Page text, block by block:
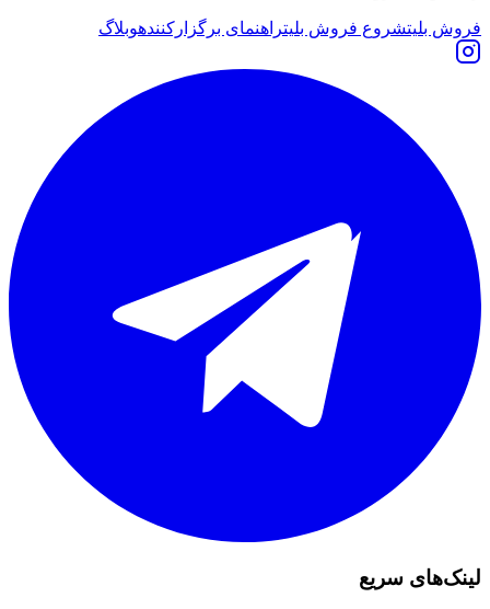
فروش بلیتشروع فروش بلیتراهنمای برگزارکنندهوبلاگ
لینک‌های سریع